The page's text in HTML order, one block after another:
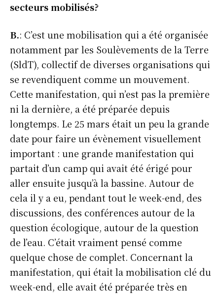
secteurs mobilisés?
B.: C’est une mobilisation qui a été organisée
notamment par les Soulèvements de la Terre
(SldT), collectif de diverses organisations qui
se revendiquent comme un mouvement.
Cette manifestation, qui n’est pas la première
ni la dernière, a été préparée depuis
longtemps. Le 25 mars était un peu la grande
date pour faire un évènement visuellement
important : une grande manifestation qui
partait d’un camp qui avait été érigé pour
aller ensuite jusqu’à la bassine. Autour de
cela il y a eu, pendant tout le week-end, des
discussions, des conférences autour de la
question écologique, autour de la question
de l’eau. C’était vraiment pensé comme
quelque chose de complet. Concernant la
manifestation, qui était la mobilisation clé du
week-end, elle avait été préparée très en